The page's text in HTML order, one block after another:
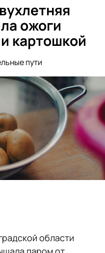
ожоги
картошкой
пути
области